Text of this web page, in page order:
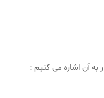
به آن اشاره می کنیم :